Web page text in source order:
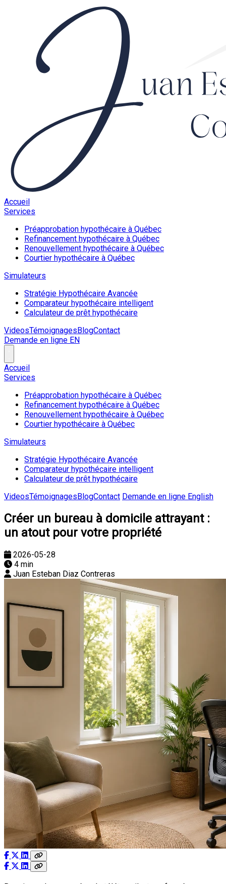
Accueil
Services
Préapprobation hypothécaire à Québec
Refinancement hypothécaire à Québec
Renouvellement hypothécaire à Québec
Courtier hypothécaire à Québec
Simulateurs
Stratégie Hypothécaire Avancée
Comparateur hypothécaire intelligent
Calculateur de prêt hypothécaire
VideosTémoignagesBlogContact
Demande en ligne EN
Accueil
Services
Préapprobation hypothécaire à Québec
Refinancement hypothécaire à Québec
Renouvellement hypothécaire à Québec
Courtier hypothécaire à Québec
Simulateurs
Stratégie Hypothécaire Avancée
Comparateur hypothécaire intelligent
Calculateur de prêt hypothécaire
VideosTémoignagesBlogContact Demande en ligne English
Créer un bureau à domicile attrayant :
un atout pour votre propriété
2026-05-28
4 min
Juan Esteban Diaz Contreras